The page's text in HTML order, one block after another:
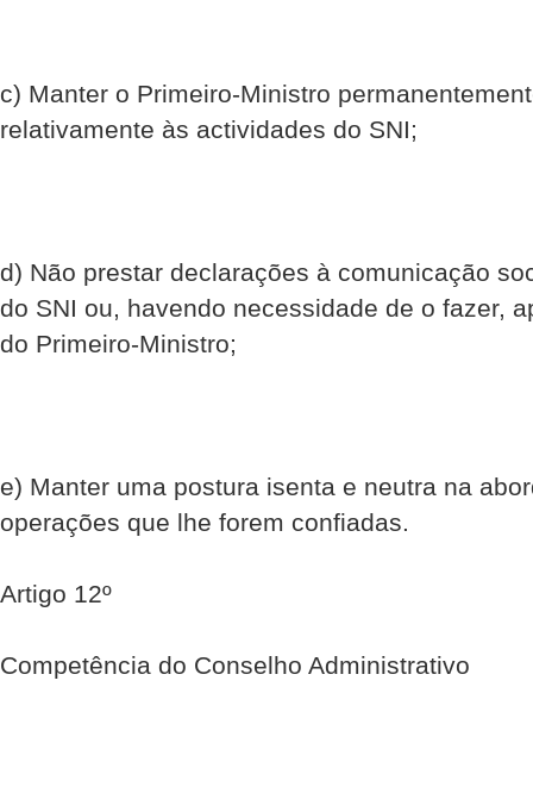
c) Manter o Primeiro-Ministro
relativamente às actividades do SNI;
d) Não prestar declarações à comunicação
do SNI ou, havendo necessidade de o fazer,
do Primeiro-Ministro;
e) Manter uma postura isenta e neutra na
operações que lhe forem confiadas.
Artigo 12º
Competência do Conselho Administrativo